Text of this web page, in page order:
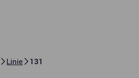
Linie 131